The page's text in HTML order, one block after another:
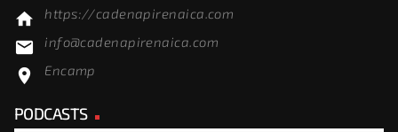
home https://cadenapirenaica.com
email info@cadenapirenaica.com
location_on Encamp
PODCASTS